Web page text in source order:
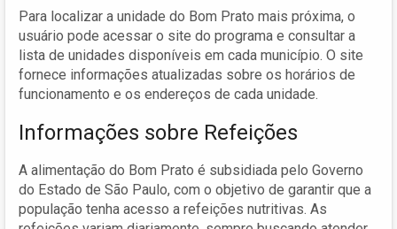
Para localizar a unidade do Bom Prato mais próxima, o
usuário pode acessar o site do programa e consultar a
lista de unidades disponíveis em cada município. O site
fornece informações atualizadas sobre os horários de
funcionamento e os endereços de cada unidade.
Informações sobre Refeições
A alimentação do Bom Prato é subsidiada pelo Governo
do Estado de São Paulo, com o objetivo de garantir que a
população tenha acesso a refeições nutritivas. As